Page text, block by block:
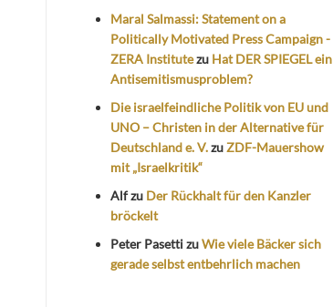
Maral Salmassi: Statement on a
Politically Motivated Press Campaign -
ZERA Institutezu Hat DER SPIEGEL ein
Antisemitismusproblem?
Die israelfeindliche Politik von EU und
UNO – Christen in der Alternative für
Deutschland e. V.zuZDF-Mauershow
mit „Israelkritik“
Alfzu Der Rückhalt für den Kanzler
bröckelt
Peter PasettizuWie viele Bäcker sich
gerade selbst entbehrlich machen